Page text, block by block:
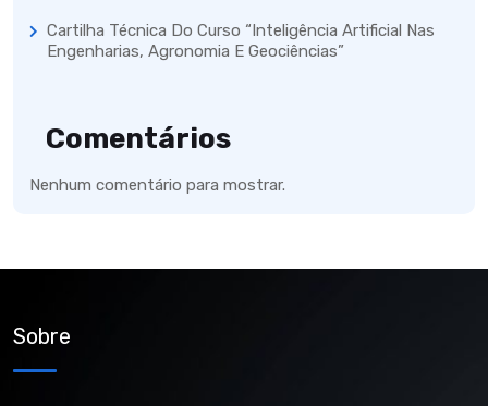
Cartilha Técnica Do Curso “Inteligência Artificial Nas
Engenharias, Agronomia E Geociências”
Comentários
Nenhum comentário para mostrar.
Sobre